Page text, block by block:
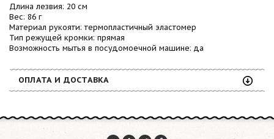
Длина лезвия: 20 см
Вес: 86 г
Материал рукояти: термопластичный эластомер
Тип режущей кромки: прямая
Возможность мытья в посудомоечной машине: да
ОПЛАТА И ДОСТАВКА